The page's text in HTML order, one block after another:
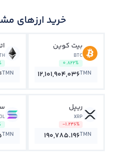
خرید ارزهای
بیت کوین
BTC
0.822%
12,101,904,036TMN
TMN
ریپل
XRP
-1.246%
190,785.196TMN
TMN